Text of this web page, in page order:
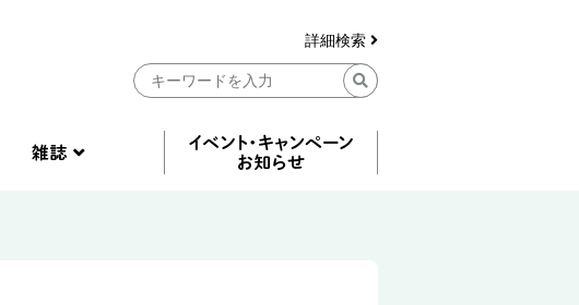
詳細検索